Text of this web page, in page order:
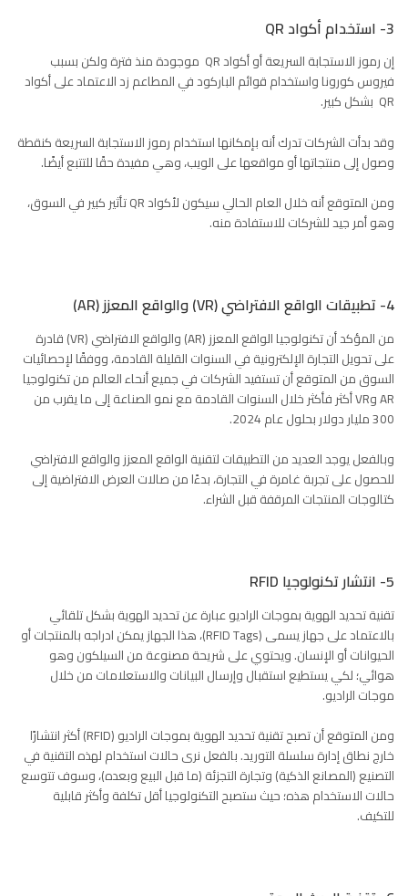
3- استخدام أكواد QR
إن رموز الاستجابة السريعة أو أكواد QR موجودة منذ فترة ولكن بسبب
فيروس كورونا واستخدام قوائم الباركود في المطاعم زد الاعتماد على أكواد
QR بشكل كبير.
وقد بدأت الشركات تدرك أنه بإمكانها استخدام رموز الاستجابة السريعة كنقطة
وصول إلى منتجاتها أو مواقعها على الويب، وهي مفيدة حقًا للتتبع أيضًا.
ومن المتوقع أنه خلال العام الحالي سيكون لأكواد QR تأثير كبير في السوق،
وهو أمر جيد للشركات للاستفادة منه.
4- تطبيقات الواقع الافتراضي (VR) والواقع المعزز (AR)
من المؤكد أن تكنولوجيا الواقع المعزز (AR) والواقع الافتراضي (VR) قادرة
على تحويل التجارة الإلكترونية في السنوات القليلة القادمة، ووفقًا لإحصائيات
السوق من المتوقع أن تستفيد الشركات في جميع أنحاء العالم من تكنولوجيا
AR وVR أكثر فأكثر خلال السنوات القادمة مع نمو الصناعة إلى ما يقرب من
300 مليار دولار بحلول عام 2024.
وبالفعل يوجد العديد من التطبيقات لتقنية الواقع المعزز والواقع الافتراضي
للحصول على تجربة غامرة في التجارة، بدءًا من صالات العرض الافتراضية إلى
كتالوجات المنتجات المرقفة قبل الشراء.
5- انتشار تكنولوجيا RFID
تقنية تحديد الهوية بموجات الراديو عبارة عن تحديد الهوية بشكل تلقائي
بالاعتماد على جهاز يسمى (RFID Tags)، هذا الجهاز يمكن ادراجه بالمنتجات أو
الحيوانات أو الإنسان. ويحتوي على شريحة مصنوعة من السيلكون وهو
هوائي؛ لكي يستطيع استقبال وإرسال البيانات والاستعلامات من خلال
موجات الراديو.
ومن المتوقع أن تصبح تقنية تحديد الهوية بموجات الراديو (RFID) أكثر انتشارًا
خارج نطاق إدارة سلسلة التوريد. بالفعل نرى حالات استخدام لهذه التقنية في
التصنيع (المصانع الذكية) وتجارة التجزئة (ما قبل البيع وبعده)، وسوف تتوسع
حالات الاستخدام هذه؛ حيث ستصبح التكنولوجيا أقل تكلفة وأكثر قابلية
للتكيف.